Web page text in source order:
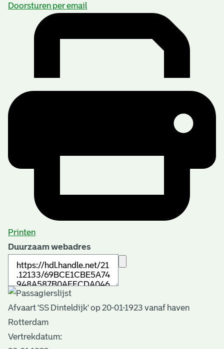
Doorsturen per email
Printen
Duurzaam webadres
Afvaart 'SS Dinteldijk' op 20-01-1923 vanaf haven
Rotterdam
Vertrekdatum: